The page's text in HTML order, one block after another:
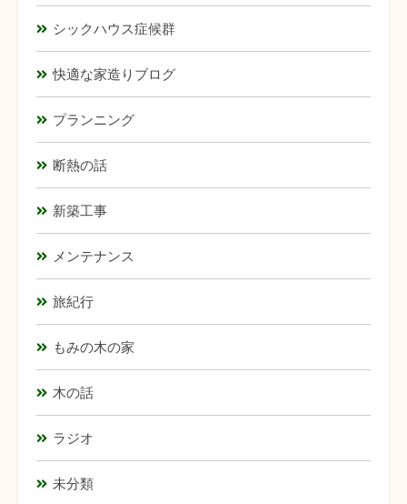
シックハウス症候群
快適な家造りブログ
プランニング
断熱の話
新築工事
メンテナンス
旅紀行
もみの木の家
木の話
ラジオ
未分類